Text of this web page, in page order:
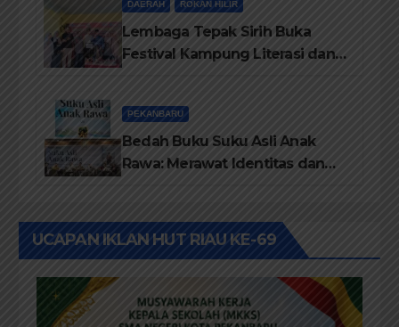
DAERAH ROKAN HILIR
Lembaga Tepak Sirih Buka
Festival Kampung Literasi dan
PEKANBARU
Bedah Buku Suku Asli Anak
Rawa: Merawat Identitas dan
UCAPAN IKLAN HUT RIAU KE-69